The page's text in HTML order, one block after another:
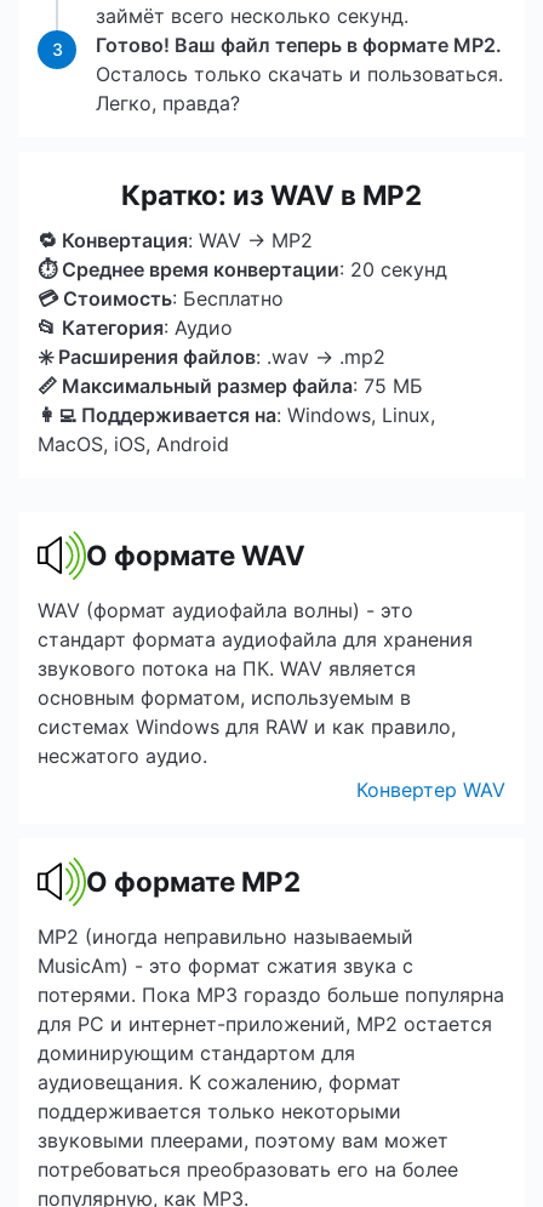
займёт всего несколько секунд.
3
Готово! Ваш файл теперь в формате MP2.
Осталось только скачать и пользоваться.
Легко, правда?
Кратко: из WAV в MP2
🔁 Конвертация: WAV → MP2
⏱ Среднее время конвертации: 20 секунд
💳 Стоимость: Бесплатно
📂 Категория: Аудио
✳️ Расширения файлов: .wav → .mp2
📏 Максимальный размер файла: 75 МБ
👩‍💻 Поддерживается на: Windows, Linux,
MacOS, iOS, Android
О формате WAV
WAV (формат аудиофайла волны) - это
стандарт формата аудиофайла для хранения
звукового потока на ПК. WAV является
основным форматом, используемым в
системах Windows для RAW и как правило,
несжатого аудио.
Конвертер WAV
О формате MP2
MP2 (иногда неправильно называемый
MusicAm) - это формат сжатия звука с
потерями. Пока MP3 гораздо больше популярна
для PC и интернет-приложений, MP2 остается
доминирующим стандартом для
аудиовещания. К сожалению, формат
поддерживается только некоторыми
звуковыми плеерами, поэтому вам может
потребоваться преобразовать его на более
популярную, как MP3.